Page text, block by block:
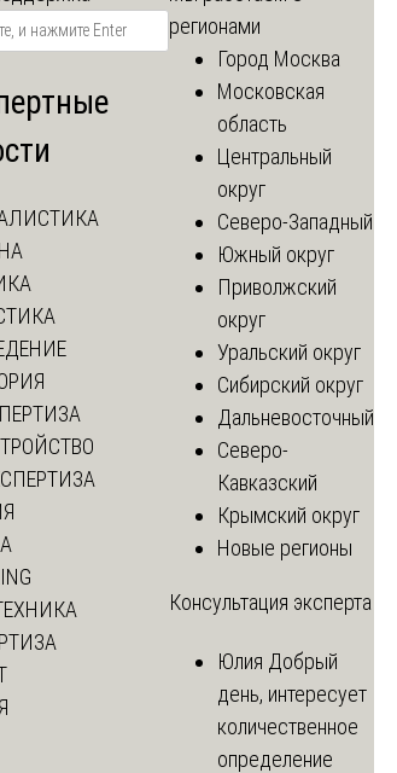
регионами
Город Москва
Московская
область
Центральный
округ
Северо-Западный
Южный округ
Приволжский
округ
Уральский округ
Сибирский округ
Дальневосточный
Северо-
Кавказский
Крымский округ
Новые регионы
Консультация эксперта
Юлия Добрый
день, интересует
количественное
определение